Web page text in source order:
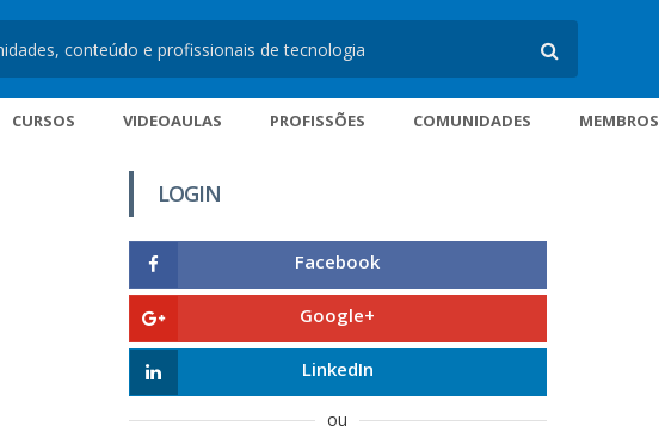
CURSOS VIDEOAULAS PROFISSÕES COMUNIDADES MEMBROS
LOGIN
Facebook
Google+
LinkedIn
ou